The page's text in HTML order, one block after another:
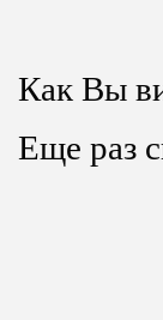
Как Вы
Еще раз